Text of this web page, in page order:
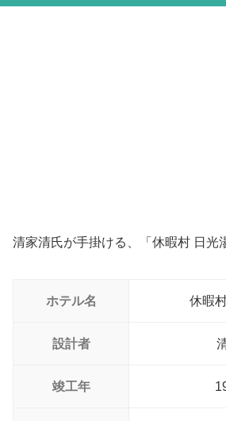
清家清氏が手掛ける、「休暇村 日光
ホテル名 休暇
設計者
竣工年